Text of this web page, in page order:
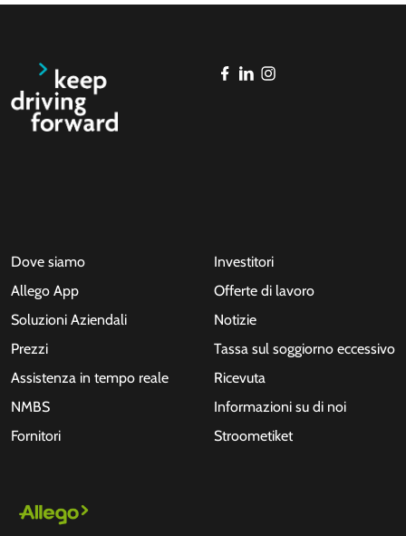
Dove siamo
Allego App
Soluzioni Aziendali
Prezzi
Assistenza in tempo reale
NMBS
Fornitori
Investitori
Offerte di lavoro
Notizie
Tassa sul soggiorno eccessivo
Ricevuta
Informazioni su di noi
Stroometiket